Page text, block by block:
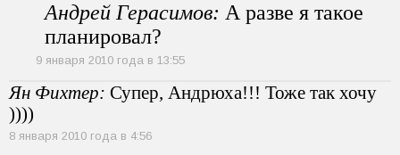
Андрей Герасимов: А разве я такое
планировал?
9 января 2010 года в 13:55
Ян Фихтер: Супер, Андрюха!!! Тоже так хочу
))))
8 января 2010 года в 4:56